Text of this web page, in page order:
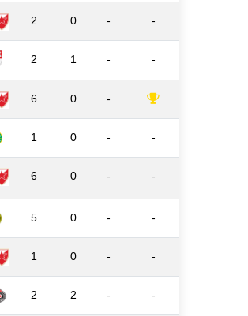
2 0 - -
2 1 - -
6 0 -
1 0 - -
6 0 - -
5 0 - -
1 0 - -
2 2 - -